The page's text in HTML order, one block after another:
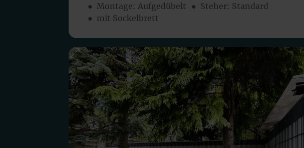
● Montage: Aufgedübelt
● Steher: Standard
● mit Sockelbrett